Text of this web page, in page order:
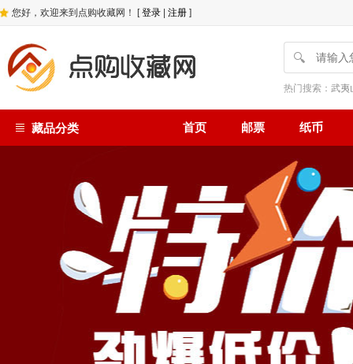
您好，欢迎来到点购收藏网！ [登录 注册 ]
🔍
热门搜索： 武夷
藏品分类 首页 邮票 纸币